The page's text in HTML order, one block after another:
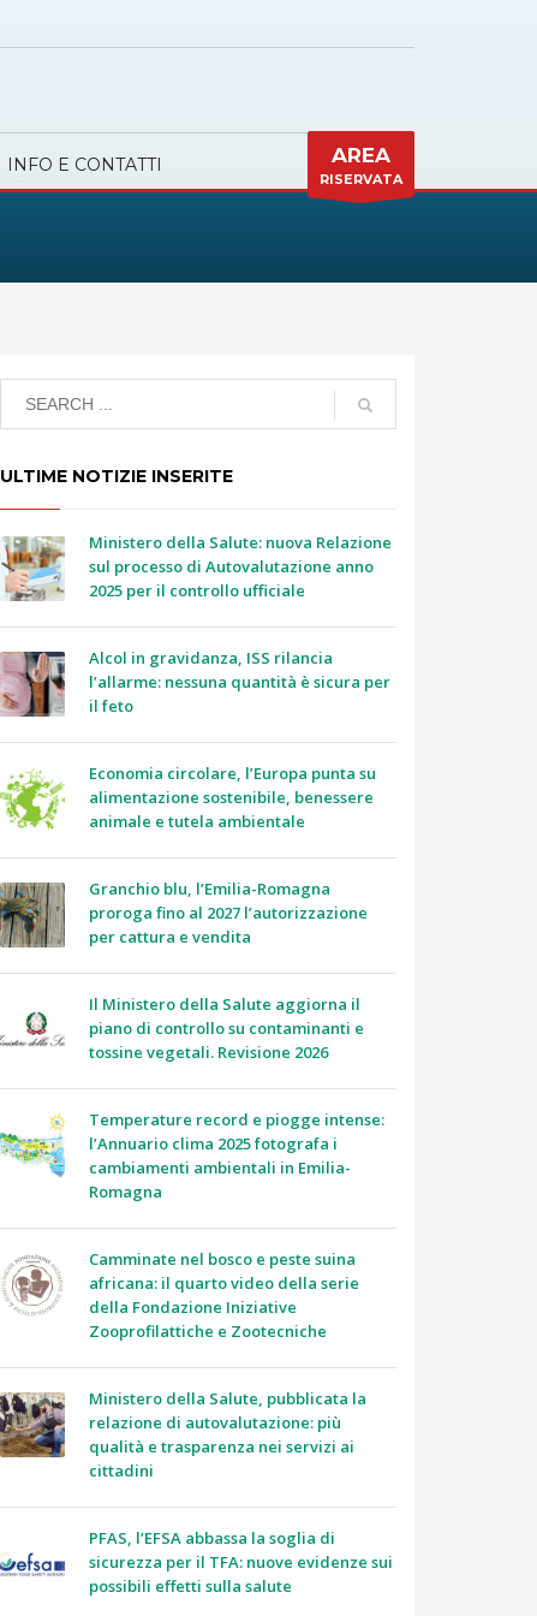
INFO E CONTATTI AREA
RISERVATA
ULTIME NOTIZIE INSERITE
Ministero della Salute: nuova Relazione
sul processo di Autovalutazione anno
2025 per il controllo ufficiale
Alcol in gravidanza, ISS rilancia
l’allarme: nessuna quantità è sicura per
il feto
Economia circolare, l’Europa punta su
alimentazione sostenibile, benessere
animale e tutela ambientale
Granchio blu, l’Emilia-Romagna
proroga fino al 2027 l’autorizzazione
per cattura e vendita
Il Ministero della Salute aggiorna il
piano di controllo su contaminanti e
tossine vegetali. Revisione 2026
Temperature record e piogge intense:
l’Annuario clima 2025 fotografa i
cambiamenti ambientali in Emilia-
Romagna
Camminate nel bosco e peste suina
africana: il quarto video della serie
della Fondazione Iniziative
Zooprofilattiche e Zootecniche
Ministero della Salute, pubblicata la
relazione di autovalutazione: più
qualità e trasparenza nei servizi ai
cittadini
PFAS, l’EFSA abbassa la soglia di
sicurezza per il TFA: nuove evidenze sui
possibili effetti sulla salute